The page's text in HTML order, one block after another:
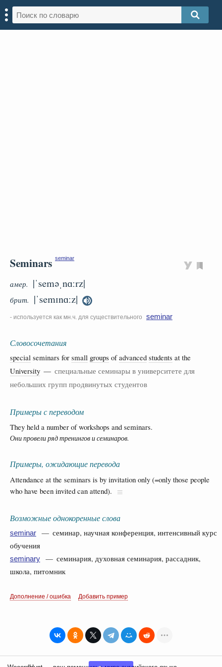
Seminars seminar
амер. |ˈseməˌnɑːrz|
брит. |ˈsemɪnɑːz|
- используется как мн.ч. для существительного seminar
Словосочетания
special seminars for small groups ofadvanced students at the
University — специальные семинары в университете для
небольших групп продвинутых студентов
Примеры с переводом
They held a number of workshops and seminars.
Они провели ряд тренингов и семинаров.
Примеры, ожидающие перевода
Attendance at the seminars is by invitation only (=only those people
who have been invited can attend).
Возможные однокоренные слова
seminar
— семинар, научная конференция, интенсивный курс
обучения
seminary
— семинария, духовная семинария, рассадник,
школа, питомник
Дополнение / ошибка Добавить пример